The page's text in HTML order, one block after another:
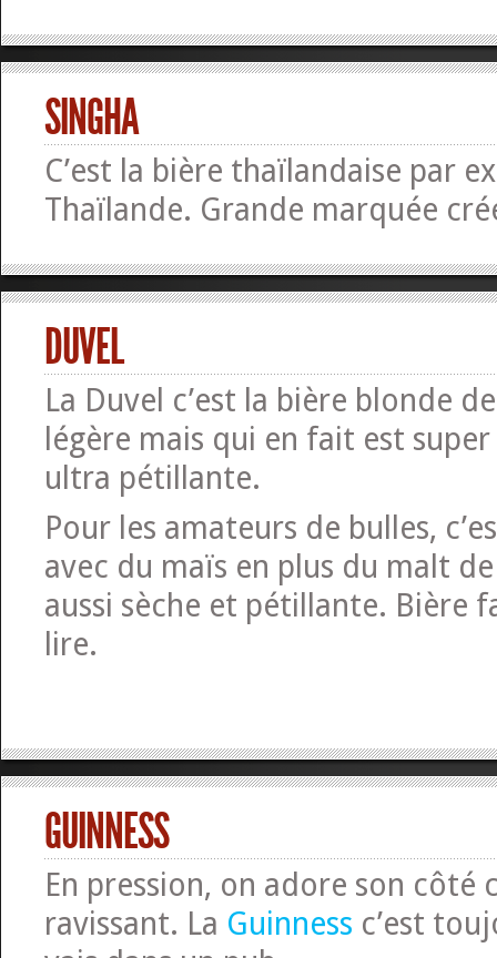
SINGHA
C’est la bière thaïlandaise par
Thaïlande. Grande marquée
DUVEL
La Duvel c’est la bière blonde
légère mais qui en fait est
ultra pétillante.
Pour les amateurs de bulles,
avec du maïs en plus du malt
aussi sèche et pétillante. Bière
lire.
GUINNESS
En pression, on adore son
ravissant. La Guinness c’est